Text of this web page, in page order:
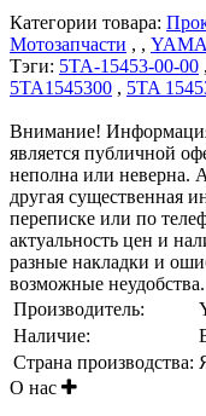
Категории товара:
Мотозапчасти , ,
Тэги: 5TA-15453-00-00 ,
5TA1545300 , 5TA
Внимание!
является публичной
неполна или неверна.
другая существенная
переписке или по
актуальность цен и
разные накладки и
возможные неудобства.
Производитель:
Наличие:
Страна производства:
О нас